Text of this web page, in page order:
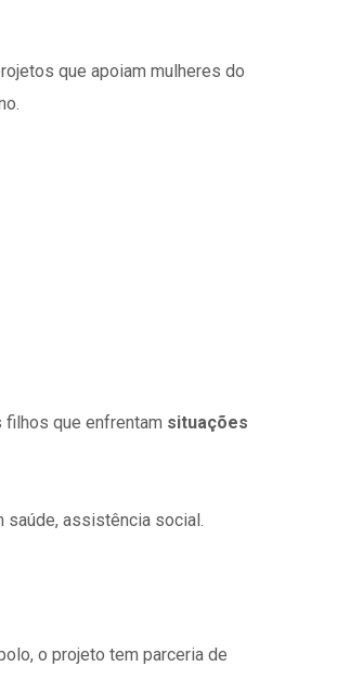
que apoiam mulheres do
filhos que enfrentam situações
saúde, assistência social.
o projeto tem parceria de